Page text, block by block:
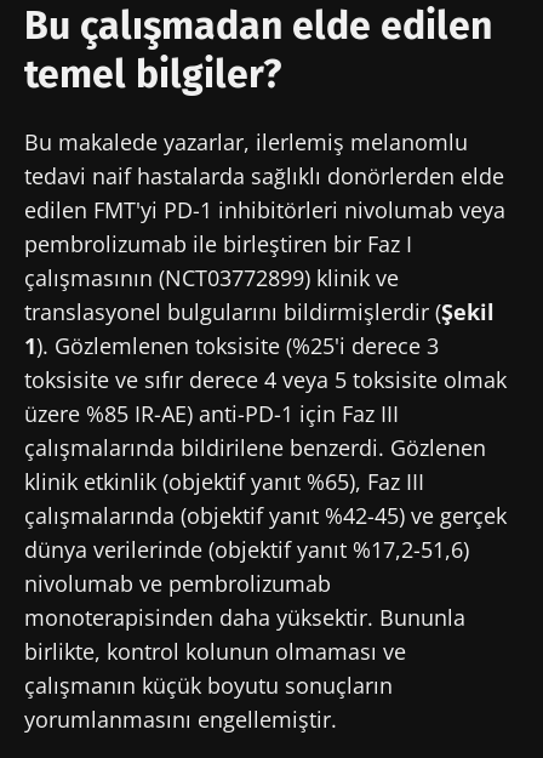
Bu çalışmadan elde edilen
temel bilgiler?
Bu makalede yazarlar, ilerlemiş melanomlu
tedavi naif hastalarda sağlıklı donörlerden elde
edilen FMT'yi PD-1 inhibitörleri nivolumab veya
pembrolizumab ile birleştiren bir Faz I
çalışmasının (NCT03772899) klinik ve
translasyonel bulgularını bildirmişlerdir (Şekil
1). Gözlemlenen toksisite (%25'i derece 3
toksisite ve sıfır derece 4 veya 5 toksisite olmak
üzere %85 IR-AE) anti-PD-1 için Faz III
çalışmalarında bildirilene benzerdi. Gözlenen
klinik etkinlik (objektif yanıt %65), Faz III
çalışmalarında (objektif yanıt %42-45) ve gerçek
dünya verilerinde (objektif yanıt %17,2-51,6)
nivolumab ve pembrolizumab
monoterapisinden daha yüksektir. Bununla
birlikte, kontrol kolunun olmaması ve
çalışmanın küçük boyutu sonuçların
yorumlanmasını engellemiştir.
yeniden yönlendirme
Güncel kalın
SMM'ler ve araştırmacıların Mikrobiyota
Topluluğuna katılın ve mikrobiyota
hakkındaki en son haberlerden haberdar
olmak için "Microbiota Digest" ve "Sağlık
Profesyonelleri Dergisi" alın.
Bizimle kal!
SMM'ler ve araştırmacıların Mikrobiyota
Topluluğuna katılın ve mikrobiyota
hakkındaki en son haberlerden haberdar
olmak için "Microbiota Digest" ve "Sağlık
Profesyonelleri Dergisi" alın.
Biocodex'ten haberler almak için abone
olmak istiyorum